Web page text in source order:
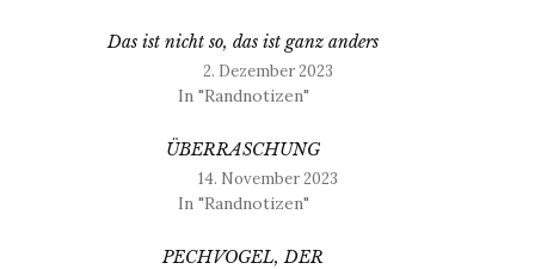
Das ist nicht so, das ist ganz anders
2. Dezember 2023
In "Randnotizen"
ÜBERRASCHUNG
14. November 2023
In "Randnotizen"
PECHVOGEL, DER